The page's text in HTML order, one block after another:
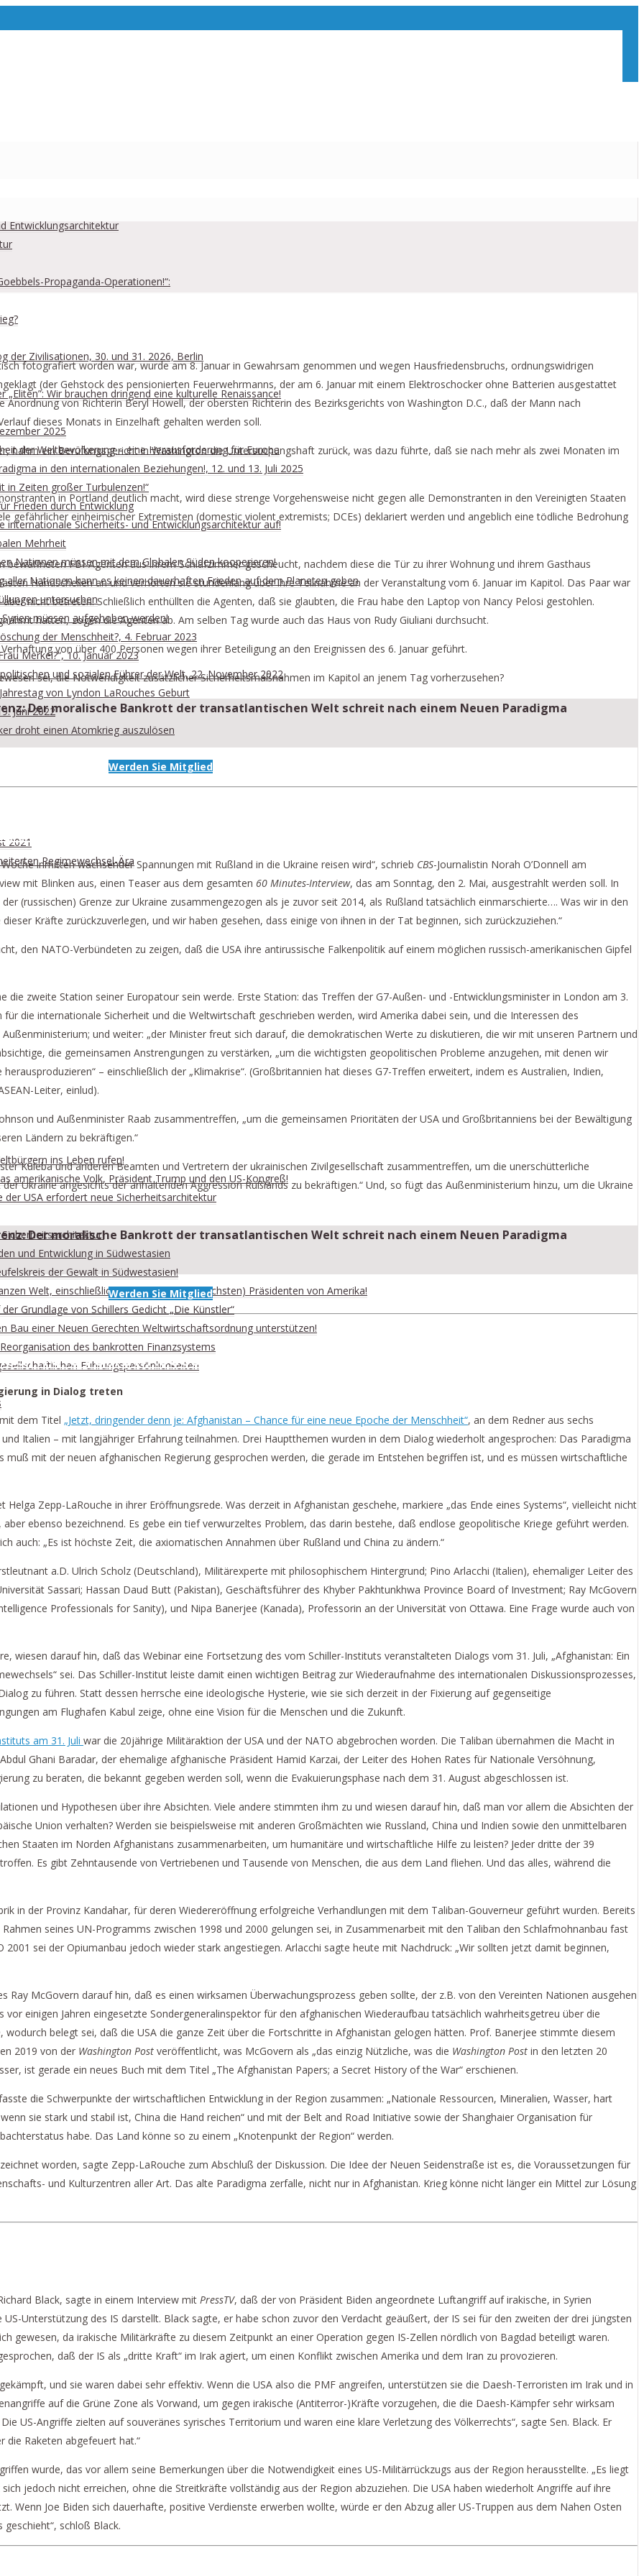
Entwicklungsarchitektur
Propaganda-Operationen!“:
der Zivilisationen, 30. und 31. 2026, Berlin
Wir brauchen dringend eine kulturelle Renaissance!
2025
der Weltbevölkerung – eine Herausforderung für Europa
in den internationalen Beziehungen!, 12. und 13. Juli 2025
in Zeiten großer Turbulenzen!“
Frieden durch Entwicklung
internationale Sicherheits- und Entwicklungsarchitektur auf!
Mehrheit
Nationen müssen mit dem Globalen Süden kooperieren!
Nationen kann es keinen dauerhaften Frieden auf dem Planeten geben
untersuchen
müssen aufgehoben werden!
der Menschheit?, 4. Februar 2023
Merkel?“, 10. Januar 2023
und sozialen Führer der Welt, 22. November 2022
von Lyndon LaRouches Geburt
Juni 2022
droht einen Atomkrieg auszulösen
2021
Regimewechsel-Ära
ins Leben rufen!
amerikanische Volk, Präsident Trump und den US-Kongreß!
USA erfordert neue Sicherheitsarchitektur
und Entwicklung in Südwestasien
der Gewalt in Südwestasien!
Welt, einschließlich der USA, an den (nächsten) Präsidenten von Amerika!
Grundlage von Schillers Gedicht „Die Künstler“
Bau einer Neuen Gerechten Weltwirtschaftsordnung unterstützen!
des bankrotten Finanzsystems
Führungspersönlichkeiten
MIT ‚FALSCHEN‘ GEDANKEN
fotografiert worden war, wurde am 8. Januar in Gewahrsam genommen und wegen Hausfriedensbruchs, ordnungswidrigen
(der Gehstock des pensionierten Feuerwehrmanns, der am 6. Januar mit einem Elektroschocker ohne Batterien ausgestattet
von Richterin Beryl Howell, der obersten Richterin des Bezirksgerichts von Washington D.C., daß der Mann nach
dieses Monats in Einzelhaft gehalten werden soll.
nahm ein Berufungsgericht in Washington die Untersuchungshaft zurück, was dazu führte, daß sie nach mehr als zwei Monaten im
in Portland deutlich macht, wird diese strenge Vorgehensweise nicht gegen alle Demonstranten in den Vereinigten Staaten
gefährlicher einheimischer Extremisten (domestic violent extremists; DCEs) deklariert werden und angeblich eine tödliche Bedrohung
FBI-Agenten aus ihrem Schlafzimmer gescheucht, nachdem diese die Tür zu ihrer Wohnung und ihrem Gasthaus
Handschellen an und verhörten sie stundenlang über ihre Teilnahme an der Veranstaltung vom 6. Januar im Kapitol. Das Paar war
nicht betreten. Schließlich enthüllten die Agenten, daß sie glaubten, die Frau habe den Laptop von Nancy Pelosi gestohlen.
hatten, zogen die Agenten ab. Am selben Tag wurde auch das Haus von Rudy Giuliani durchsucht.
von über 400 Personen wegen ihrer Beteiligung an den Ereignissen des 6. Januar geführt.
sei, die Notwendigkeit zusätzlicher Sicherheitsmaßnahmen im Kapitol an jenem Tag vorherzusehen?
Der moralische Bankrott der transatlantischen Welt schreit nach einem Neuen Paradigma
Werden Sie Mitglied
UKRAINE AM 5. UND 6. MAI
inmitten wachsender Spannungen mit Rußland in die Ukraine reisen wird“, schrieb CBS-Journalistin Norah O’Donnell am
mit Blinken aus, einen Teaser aus dem gesamten 60 Minutes-Interview, das am Sonntag, den 2. Mai, ausgestrahlt werden soll. In
(russischen) Grenze zur Ukraine zusammengezogen als je zuvor seit 2014, als Rußland tatsächlich einmarschierte…. Was wir in den
Kräfte zurückzuverlegen, und wir haben gesehen, dass einige von ihnen in der Tat beginnen, sich zurückzuziehen.“
den NATO-Verbündeten zu zeigen, daß die USA ihre antirussische Falkenpolitik auf einem möglichen russisch-amerikanischen Gipfel
die zweite Station seiner Europatour sein werde. Erste Station: das Treffen der G7-Außen- und -Entwicklungsminister in London am 3.
die internationale Sicherheit und die Weltwirtschaft geschrieben werden, wird Amerika dabei sein, und die Interessen des
und weiter: „der Minister freut sich darauf, die demokratischen Werte zu diskutieren, die wir mit unseren Partnern und
die gemeinsamen Anstrengungen zu verstärken, „um die wichtigsten geopolitischen Probleme anzugehen, mit denen wir
– einschließlich der „Klimakrise“. (Großbritannien hat dieses G7-Treffen erweitert, indem es Australien, Indien,
Leiter, einlud).
und Außenminister Raab zusammentreffen, „um die gemeinsamen Prioritäten der USA und Großbritanniens bei der Bewältigung
Ländern zu bekräftigen.“
Kuleba und anderen Beamten und Vertretern der ukrainischen Zivilgesellschaft zusammentreffen, um die unerschütterliche
Ukraine angesichts der anhaltenden Aggression Rußlands zu bekräftigen.“ Und, so fügt das Außenministerium hinzu, um die Ukraine
Der moralische Bankrott der transatlantischen Welt schreit nach einem Neuen Paradigma
Werden Sie Mitglied
VOM 21. AUGUST
in Dialog treten
dem Titel „Jetzt, dringender denn je: Afghanistan – Chance für eine neue Epoche der Menschheit“, an dem Redner aus sechs
Italien – mit langjähriger Erfahrung teilnahmen. Drei Hauptthemen wurden in dem Dialog wiederholt angesprochen: Das Paradigma
mit der neuen afghanischen Regierung gesprochen werden, die gerade im Entstehen begriffen ist, und es müssen wirtschaftliche
Zepp-LaRouche in ihrer Eröffnungsrede. Was derzeit in Afghanistan geschehe, markiere „das Ende eines Systems“, vielleicht nicht
ebenso bezeichnend. Es gebe ein tief verwurzeltes Problem, das darin bestehe, daß endlose geopolitische Kriege geführt werden.
auch: „Es ist höchste Zeit, die axiomatischen Annahmen über Rußland und China zu ändern.“
a.D. Ulrich Scholz (Deutschland), Militärexperte mit philosophischem Hintergrund; Pino Arlacchi (Italien), ehemaliger Leiter des
Sassari; Hassan Daud Butt (Pakistan), Geschäftsführer des Khyber Pakhtunkhwa Province Board of Investment; Ray McGovern
Professionals for Sanity), und Nipa Banerjee (Kanada), Professorin an der Universität von Ottawa. Eine Frage wurde auch von
wiesen darauf hin, daß das Webinar eine Fortsetzung des vom Schiller-Instituts veranstalteten Dialogs vom 31. Juli, „Afghanistan: Ein
sei. Das Schiller-Institut leiste damit einen wichtigen Beitrag zur Wiederaufnahme des internationalen Diskussionsprozesses,
zu führen. Statt dessen herrsche eine ideologische Hysterie, wie sie sich derzeit in der Fixierung auf gegenseitige
am Flughafen Kabul zeige, ohne eine Vision für die Menschen und die Zukunft.
am 31. Juli war die 20jährige Militäraktion der USA und der NATO abgebrochen worden. Die Taliban übernahmen die Macht in
Ghani Baradar, der ehemalige afghanische Präsident Hamid Karzai, der Leiter des Hohen Rates für Nationale Versöhnung,
zu beraten, die bekannt gegeben werden soll, wenn die Evakuierungsphase nach dem 31. August abgeschlossen ist.
und Hypothesen über ihre Absichten. Viele andere stimmten ihm zu und wiesen darauf hin, daß man vor allem die Absichten der
Union verhalten? Werden sie beispielsweise mit anderen Großmächten wie Russland, China und Indien sowie den unmittelbaren
Staaten im Norden Afghanistans zusammenarbeiten, um humanitäre und wirtschaftliche Hilfe zu leisten? Jeder dritte der 39
Es gibt Zehntausende von Vertriebenen und Tausende von Menschen, die aus dem Land fliehen. Und das alles, während die
in der Provinz Kandahar, für deren Wiedereröffnung erfolgreiche Verhandlungen mit dem Taliban-Gouverneur geführt wurden. Bereits
seines UN-Programms zwischen 1998 und 2000 gelungen sei, in Zusammenarbeit mit den Taliban den Schlafmohnanbau fast
sei der Opiumanbau jedoch wieder stark angestiegen. Arlacchi sagte heute mit Nachdruck: „Wir sollten jetzt damit beginnen,
Ray McGovern darauf hin, daß es einen wirksamen Überwachungsprozess geben sollte, der z.B. von den Vereinten Nationen ausgehen
einigen Jahren eingesetzte Sondergeneralinspektor für den afghanischen Wiederaufbau tatsächlich wahrheitsgetreu über die
belegt sei, daß die USA die ganze Zeit über die Fortschritte in Afghanistan gelogen hätten. Prof. Banerjee stimmte diesem
2019 von der Washington Post veröffentlicht, was McGovern als „das einzig Nützliche, was die Washington Post in den letzten 20
ist gerade ein neues Buch mit dem Titel „The Afghanistan Papers; a Secret History of the War“ erschienen.
die Schwerpunkte der wirtschaftlichen Entwicklung in der Region zusammen: „Nationale Ressourcen, Mineralien, Wasser, hart
sie stark und stabil ist, China die Hand reichen“ und mit der Belt and Road Initiative sowie der Shanghaier Organisation für
habe. Das Land könne so zu einem „Knotenpunkt der Region“ werden.
worden, sagte Zepp-LaRouche zum Abschluß der Diskussion. Die Idee der Neuen Seidenstraße ist es, die Voraussetzungen für
und Kulturzentren aller Art. Das alte Paradigma zerfalle, nicht nur in Afghanistan. Krieg könne nicht länger ein Mittel zur Lösung
Black, sagte in einem Interview mit PressTV, daß der von Präsident Biden angeordnete Luftangriff auf irakische, in Syrien
Unterstützung des IS darstellt. Black sagte, er habe schon zuvor den Verdacht geäußert, der IS sei für den zweiten der drei jüngsten
gewesen, da irakische Militärkräfte zu diesem Zeitpunkt an einer Operation gegen IS-Zellen nördlich von Bagdad beteiligt waren.
daß der IS als „dritte Kraft“ im Irak agiert, um einen Konflikt zwischen Amerika und dem Iran zu provozieren.
und sie waren dabei sehr effektiv. Wenn die USA also die PMF angreifen, unterstützen sie die Daesh-Terroristen im Irak und in
auf die Grüne Zone als Vorwand, um gegen irakische (Antiterror-)Kräfte vorzugehen, die die Daesh-Kämpfer sehr wirksam
US-Angriffe zielten auf souveränes syrisches Territorium und waren eine klare Verletzung des Völkerrechts“, sagte Sen. Black. Er
die Raketen abgefeuert hat.“
wurde, das vor allem seine Bemerkungen über die Notwendigkeit eines US-Militärrückzugs aus der Region herausstellte. „Es liegt
jedoch nicht erreichen, ohne die Streitkräfte vollständig aus der Region abzuziehen. Die USA haben wiederholt Angriffe auf ihre
Wenn Joe Biden sich dauerhafte, positive Verdienste erwerben wollte, würde er den Abzug aller US-Truppen aus dem Nahen Osten
schloß Black.